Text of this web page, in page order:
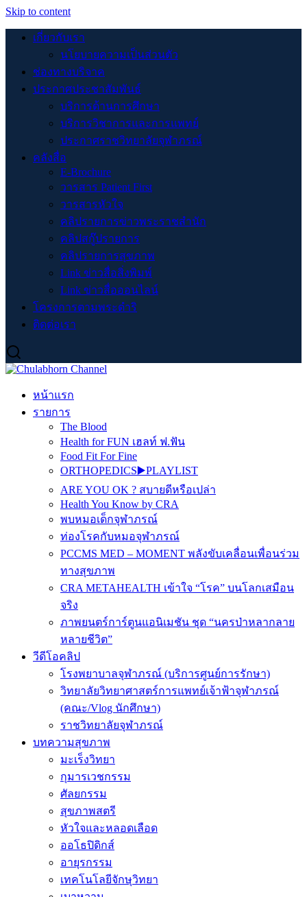
Skip to content
เกี่ยวกับเรา
นโยบายความเป็นส่วนตัว
ช่องทางบริจาค
ประกาศประชาสัมพันธ์
บริการด้านการศึกษา
บริการวิชาการและการแพทย์
ประกาศราชวิทยาลัยจุฬาภรณ์
คลังสื่อ
E-Brochure
วารสาร Patient First
วารสารหัวใจ
คลิปรายการข่าวพระราชสำนัก
คลิปสกู๊ปรายการ
คลิปรายการสุขภาพ
Link ข่าวสื่อสิ่งพิมพ์
Link ข่าวสื่อออนไลน์
โครงการตามพระดำริ
ติดต่อเรา
หน้าแรก
รายการ
The Blood
Health for FUN เฮลท์ ฟ.ฟัน
Food Fit For Fine
ORTHOPEDICS▶️PLAYLIST
ARE YOU OK ? สบายดีหรือเปล่า
Health You Know by CRA
พบหมอเด็กจุฬาภรณ์
ท่องโรคกับหมอจุฬาภรณ์
PCCMS MED – MOMENT พลังขับเคลื่อนเพื่อนร่วม
ทางสุขภาพ
CRA METAHEALTH เข้าใจ “โรค” บนโลกเสมือน
จริง
ภาพยนตร์การ์ตูนแอนิเมชัน ชุด “นครป่าหลากลาย
หลายชีวิต”
วีดีโอคลิป
โรงพยาบาลจุฬาภรณ์ (บริการศูนย์การรักษา)
วิทยาลัยวิทยาศาสตร์การแพทย์เจ้าฟ้าจุฬาภรณ์
(คณะ/Vlog นักศึกษา)
ราชวิทยาลัยจุฬาภรณ์
บทความสุขภาพ
มะเร็งวิทยา
กุมารเวชกรรม
ศัลยกรรม
สุขภาพสตรี
หัวใจและหลอดเลือด
ออโธปิดิกส์
อายุรกรรม
เทคโนโลยีจักษุวิทยา